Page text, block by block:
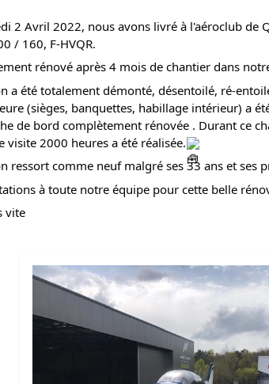
2 Avril 2022, nous avons livré à l'aéroclub de
/ 160, F-HVQR.
rénové après 4 mois de chantier dans
a été totalement démonté, désentoilé, ré-
(sièges, banquettes, habillage intérieur) a
de bord complètement rénovée . Durant ce
visite 2000 heures a été réalisée.
ressort comme neuf malgré ses 33 ans et ses
à toute notre équipe pour cette belle
vite